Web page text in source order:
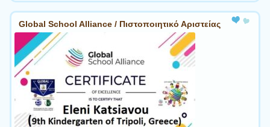
Global School Alliance / Πιστοποιητικό Αριστείας